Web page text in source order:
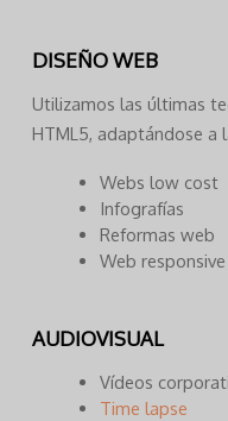
DISEÑO WEB
Utilizamos las últimas
HTML5, adaptándose a
Webs low cost
Infografías
Reformas web
Web responsive
AUDIOVISUAL
Vídeos
Time lapse